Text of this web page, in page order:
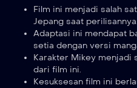
Film ini menjadi salah
Jepang saat perilisannya.
Adaptasi ini mendapat
setia dengan versi
Karakter Mikey menjadi
dari film ini.
Kesuksesan film ini